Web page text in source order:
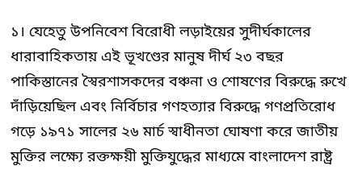
১। যেহেতু উপনিবেশ বিরোধী লড়াইয়ের সুদীর্ঘকালের
ধারাবাহিকতায় এই ভূখণ্ডের মানুষ দীর্ঘ ২৩ বছর
পাকিস্তানের স্বৈরশাসকদের বঞ্চনা ও শোষণের বিরুদ্ধে রুখে
দাঁড়িয়েছিল এবং নির্বিচার গণহত্যার বিরুদ্ধে গণপ্রতিরোধ
গড়ে ১৯৭১ সালের ২৬ মার্চ স্বাধীনতা ঘোষণা করে জাতীয়
মুক্তির লক্ষ্যে রক্তক্ষয়ী মুক্তিযুদ্ধের মাধ্যমে বাংলাদেশ রাষ্ট্র